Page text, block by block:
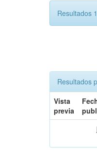
Resultados
Resultados
Vista
previa